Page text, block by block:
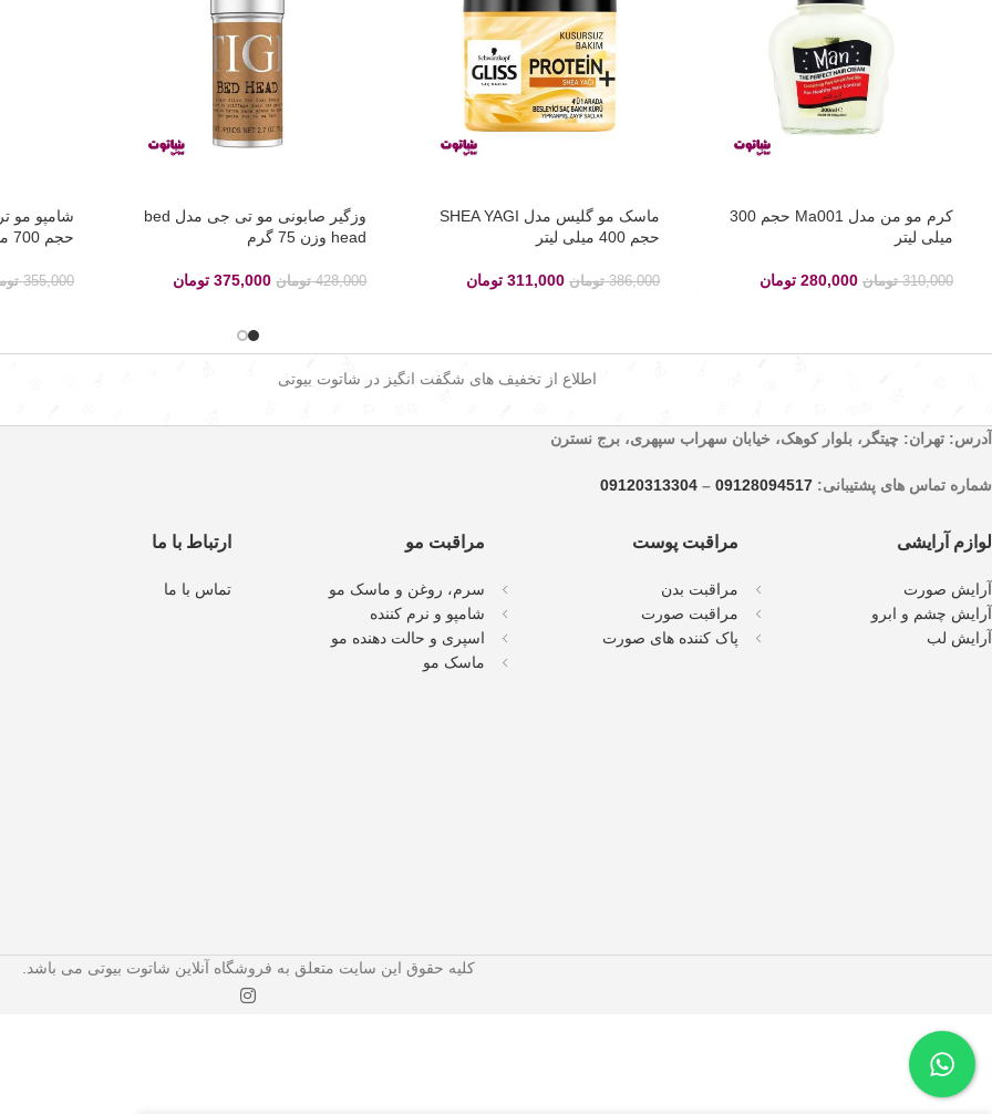
کرم مو من مدل Ma001 حجم 300
میلی لیتر
310,000 تومان 280,000 تومان
ماسک مو گلیس مدل SHEA YAGI
حجم 400 میلی لیتر
386,000 تومان 311,000 تومان
وزگیر صابونی مو تی جی مدل bed
head وزن 75 گرم
428,000 تومان 375,000 تومان
حجم 700 میلی لیتر
355,000
اطلاع از تخفیف های شگفت انگیز در شاتوت بیوتی
آدرس: تهران: چیتگر، بلوار کوهک، خیابان سهراب سپهری، برج نسترن
شماره تماس های پشتیبانی: 09128094517
–
09120313304
لوازم آرایشی
آرایش صورت
آرایش چشم و ابرو
آرایش لب
مراقبت پوست
مراقبت بدن
مراقبت صورت
پاک کننده های صورت
مراقبت مو
سرم، روغن و ماسک مو
شامپو و نرم کننده
اسپری و حالت دهنده مو
ماسک مو
ارتباط با ما
تماس با ما
کلیه حقوق این سایت متعلق به فروشگاه آنلاین شاتوت بیوتی می باشد.